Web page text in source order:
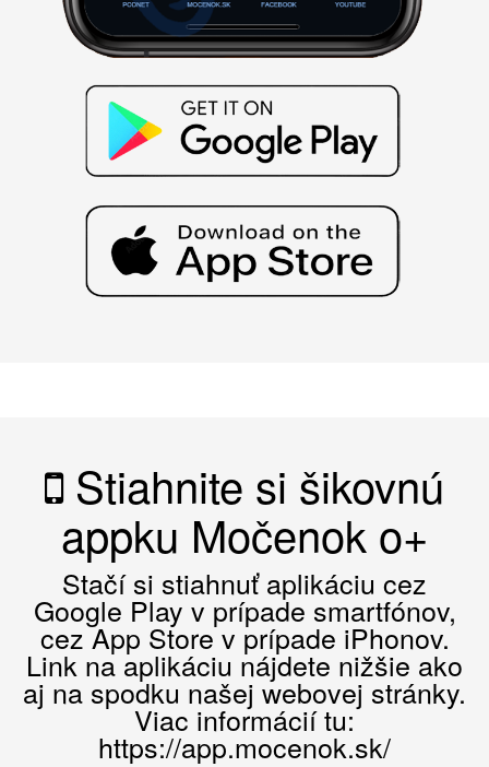
Stiahnite si šikovnú
appku Močenok o+
Stačí si stiahnuť aplikáciu cez
Google Play v prípade smartfónov,
cez App Store v prípade iPhonov.
Link na aplikáciu nájdete nižšie ako
aj na spodku našej webovej stránky.
Viac informácií tu:
https://app.mocenok.sk/